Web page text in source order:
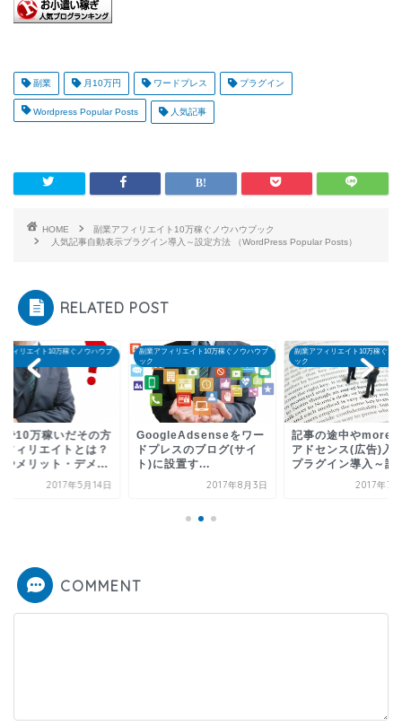
副業 月10万円 ワードプレス プラグイン
Wordpress Popular Posts 人気記事
HOME
副業アフィリエイト10万稼ぐノウハウブック
人気記事自動表示プラグイン導入～設定方法 （WordPress Popular Posts）
RELATED POST
フィリエイト10万稼ぐノウハウブ
をワー
レスのブログ(サイ
設置す...
2017年8月3日
副業アフィリエイト10万稼ぐノウハウブ
ック
記事の途中やmore下に
アドセンス(広告)入れる
プラグイン導入～設...
2017年7月29日
副業アフィリエイト10万稼ぐノ
ック
副業で10万稼いだそ
法アフィリエイトと
種類やメリット・デ
2017年5
COMMENT